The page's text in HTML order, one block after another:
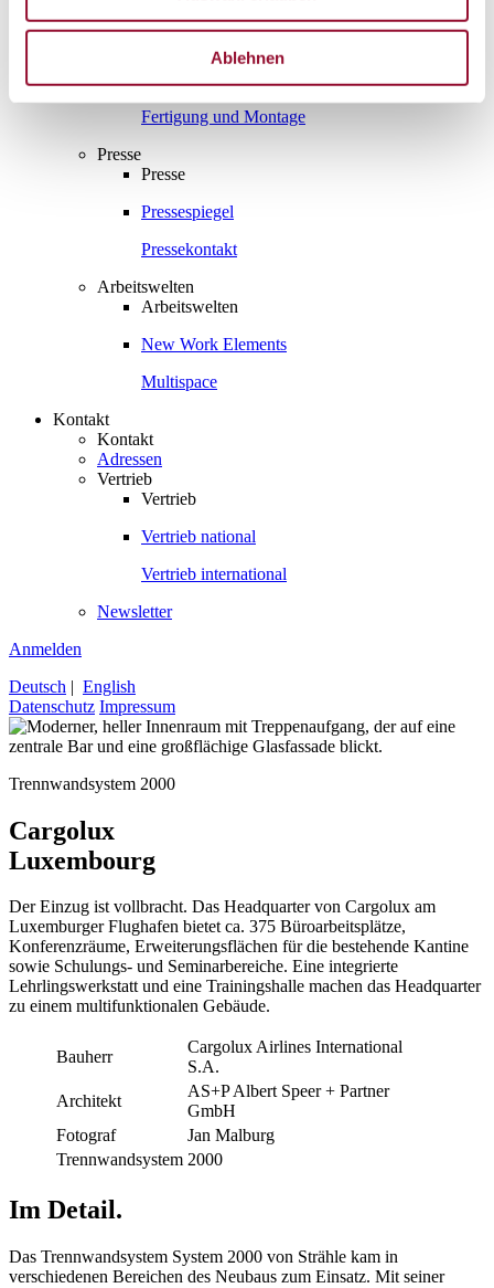
Ablehnen
Statik
Fertigung und Montage
Presse
Presse
Pressespiegel
Pressekontakt
Arbeitswelten
Arbeitswelten
New Work Elements
Multispace
Kontakt
Kontakt
Adressen
Vertrieb
Vertrieb
Vertrieb national
Vertrieb international
Newsletter
Anmelden
Deutsch | English
Datenschutz Impressum
Trennwandsystem 2000
Cargolux
Luxembourg
Der Einzug ist vollbracht. Das Headquarter von Cargolux am
Luxemburger Flughafen bietet ca. 375 Büroarbeitsplätze,
Konferenzräume, Erweiterungsflächen für die bestehende Kantine
sowie Schulungs- und Seminarbereiche. Eine integrierte
Lehrlingswerkstatt und eine Trainingshalle machen das Headquarter
zu einem multifunktionalen Gebäude.
Bauherr
Cargolux Airlines International
S.A.
Architekt
AS+P Albert Speer + Partner
GmbH
Fotograf
Jan Malburg
Trennwandsystem 2000
Im Detail.
Das Trennwandsystem System 2000 von Strähle kam in
verschiedenen Bereichen des Neubaus zum Einsatz. Mit seiner